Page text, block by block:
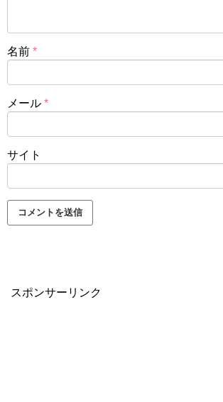
名前 *
メール *
サイト
スポンサーリンク